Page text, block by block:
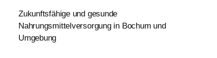
Zukunftsfähige und gesunde
Nahrungsmittelversorgung in Bochum und
Umgebung